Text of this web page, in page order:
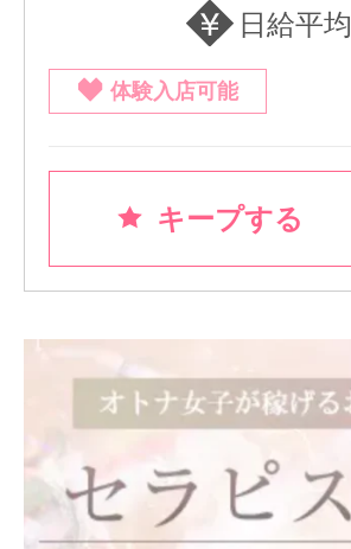
日給平均
体験入店可能
キープする